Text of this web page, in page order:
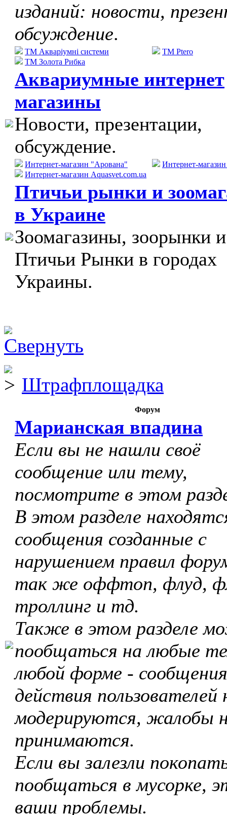
изданий: новости,
обсуждение.
ТМ Акваріумні системи
ТМ Золота Рибка
TM Ptero
Аквариумные интернет
магазины
Новости, презентации,
обсуждение.
Интернет-магазин "Арована"
Интернет-магазин Aquasvet.com.ua
Интернет-
Птичьи рынки и
в Украине
Зоомагазины, зоорынки и
Птичьи Рынки в городах
Украины.
Штрафплощадка
Форум
Марианская впадина
Если вы не нашли своё
сообщение или тему,
посмотрите в этом
В этом разделе
сообщения созданные с
нарушением правил
так же оффтоп, флуд,
троллинг и тд.
Также в этом разделе
пообщаться на любые
любой форме -
действия пользователей
модерируются, жалобы
принимаются.
Если вы залезли
пообщаться в мусорке,
ваши проблемы.